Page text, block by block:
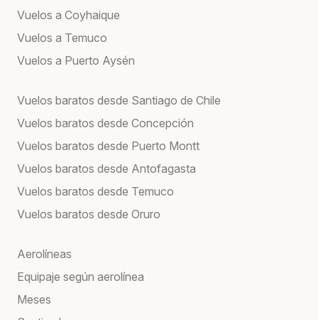
Vuelos a Coyhaique
Vuelos a Temuco
Vuelos a Puerto Aysén
Vuelos baratos desde Santiago de Chile
Vuelos baratos desde Concepción
Vuelos baratos desde Puerto Montt
Vuelos baratos desde Antofagasta
Vuelos baratos desde Temuco
Vuelos baratos desde Oruro
Aerolíneas
Equipaje según aerolínea
Meses